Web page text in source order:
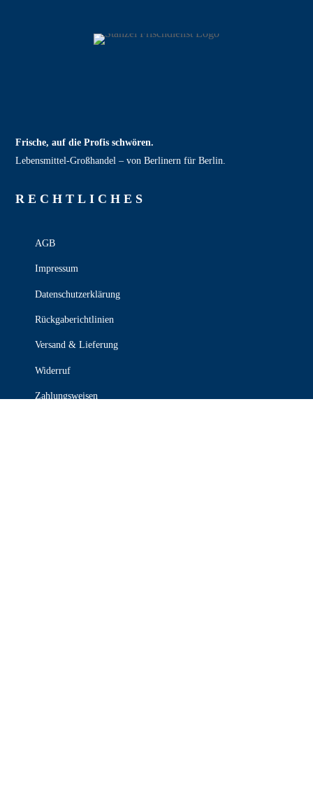
Frische, auf die Profis schwören.
Lebensmittel‑Großhandel – von Berlinern für Berlin.
RECHT­LICHES
AGB
Impressum
Datenschutzerklärung
Rückgaberichtlinien
Versand & Lieferung
Widerruf
Zahlungsweisen